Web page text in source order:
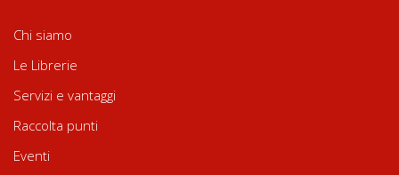
Chi siamo
Le Librerie
Servizi e vantaggi
Raccolta punti
Eventi